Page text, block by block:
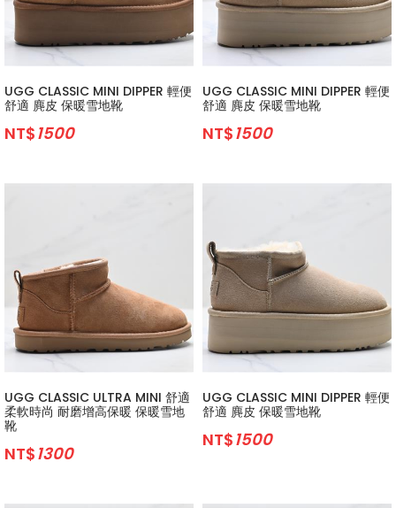
UGG CLASSIC MINI DIPPER 輕便
舒適 麂皮 保暖雪地靴
NT$1500
UGG CLASSIC MINI DIPPER 輕便
舒適 麂皮 保暖雪地靴
NT$1500
UGG CLASSIC ULTRA MINI 舒適
柔軟時尚 耐磨增高保暖 保暖雪地
靴
NT$1300
UGG CLASSIC MINI DIPPER 輕便
舒適 麂皮 保暖雪地靴
NT$1500